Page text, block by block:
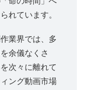
れています。
業界では、多
余儀なくさ
次々に離れて
ング動画市場